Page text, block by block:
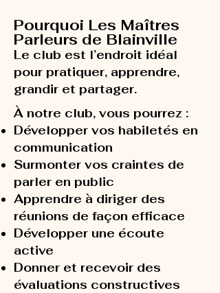
Pourquoi Les Maîtres
Parleurs de Blainville
Le club est l’endroit idéal
pour pratiquer, apprendre,
grandir et partager.
À notre club, vous pourrez :
Développer vos habiletés en
communication
Surmonter vos craintes de
parler en public
Apprendre à diriger des
réunions de façon efficace
Développer une écoute
active
Donner et recevoir des
évaluations constructives